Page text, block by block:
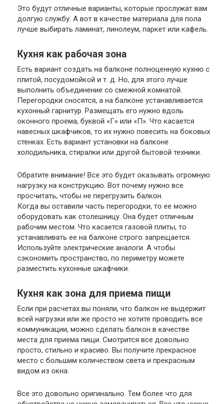
Это будут отличные варианты, которые прослужат вам
долгую службу. А вот в качестве материала для пола
лучше выбирать ламинат, линолеум, паркет или кафель.
Кухня как рабочая зона
Есть вариант создать на балконе полноценную кухню с
плитой, посудомойкой и т. д. Но, для этого лучше
выполнить объединение со смежной комнатой.
Перегородки сносятся, а на балконе устанавливается
кухонный гарнитур. Размещать его нужно вдоль
оконного проема, буквой «Г» или «П». Что касается
навесных шкафчиков, то их нужно повесить на боковых
стенках. Есть вариант установки на балконе
холодильника, стиралки или другой бытовой техники.
Обратите внимание! Все это будет оказывать огромную
нагрузку на конструкцию. Вот почему нужно все
просчитать, чтобы не перегрузить балкон.
Когда вы оставили часть перегородки, то ее можно
оборудовать как столешницу. Она будет отличным
рабочим местом. Что касается газовой плиты, то
устанавливать ее на балконе строго запрещается.
Используйте электрические аналоги. А чтобы
сэкономить пространство, по периметру можете
разместить кухонные шкафчики.
Кухня как зона для приема пищи
Если при расчетах вы поняли, что балкон не выдержит
всей нагрузки или же просто не хотите проводить все
коммуникации, можно сделать балкон в качестве
места для приема пищи. Смотрится все довольно
просто, стильно и красиво. Вы получите прекрасное
место с большим количеством света и прекрасным
видом из окна.
Все это довольно оригинально. Тем более что для